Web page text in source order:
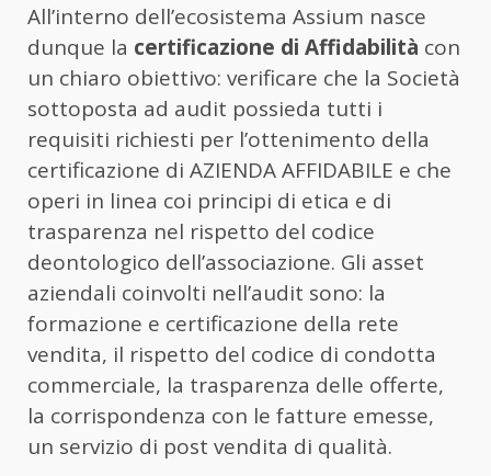
All’interno dell’ecosistema Assium nasce
dunque la certificazione di Affidabilità con
un chiaro obiettivo: verificare che la Società
sottoposta ad audit possieda tutti i
requisiti richiesti per l’ottenimento della
certificazione di AZIENDA AFFIDABILE e che
operi in linea coi principi di etica e di
trasparenza nel rispetto del codice
deontologico dell’associazione. Gli asset
aziendali coinvolti nell’audit sono: la
formazione e certificazione della rete
vendita, il rispetto del codice di condotta
commerciale, la trasparenza delle offerte,
la corrispondenza con le fatture emesse,
un servizio di post vendita di qualità.